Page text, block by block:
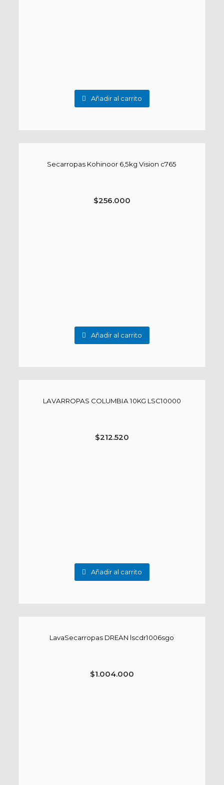
Añadir al carrito
Secarropas Kohinoor 6,5kg Vision c765
$256.000
Añadir al carrito
LAVARROPAS COLUMBIA 10KG LSC10000
$212.520
Añadir al carrito
LavaSecarropas DREAN lscdr1006sgo
$1.004.000